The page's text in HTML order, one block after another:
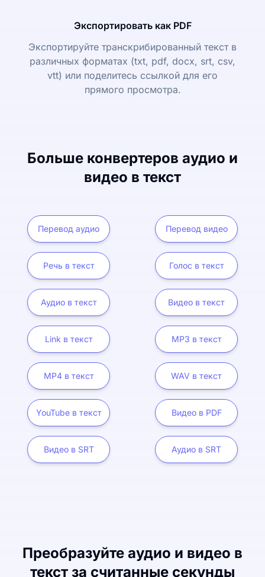
Экспортировать как PDF
Экспортируйте транскрибированный текст в
различных форматах (txt, pdf, docx, srt, csv,
vtt) или поделитесь ссылкой для его
прямого просмотра.
Больше конвертеров аудио и
видео в текст
Перевод аудио Перевод видео
Речь в текст Голос в текст
Аудио в текст Видео в текст
Link в текст MP3 в текст
MP4 в текст WAV в текст
YouTube в текст Видео в PDF
Видео в SRT Аудио в SRT
Преобразуйте аудио и видео в
текст за считанные секунды